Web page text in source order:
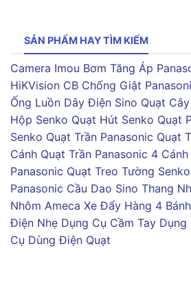
SẢN PHẨM HAY TÌM KIẾM
Camera Imou Bơm Tăng Áp
HiKVision CB Chống Giật
Ống Luồn Dây Điện Sino Quạt
Hộp Senko Quạt Hút Senko Quạt
Senko Quạt Trần Panasonic Quạt
Cánh Quạt Trần Panasonic 4 Cánh
Panasonic Quạt Treo Tường Senko
Panasonic Cầu Dao Sino Thang
Nhôm Ameca Xe Đẩy Hàng 4 Bánh
Điện Nhẹ Dụng Cụ Cầm Tay Dụng
Cụ Dùng Điện Quạt